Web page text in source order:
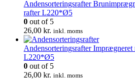
Andensorteringsrafter
rafter L220*Ø5
0 out of 5
26,00 kr. inkl. moms
Andensorteringsrafter Imprægneret
L220*Ø5
0 out of 5
26,00 kr. inkl. moms